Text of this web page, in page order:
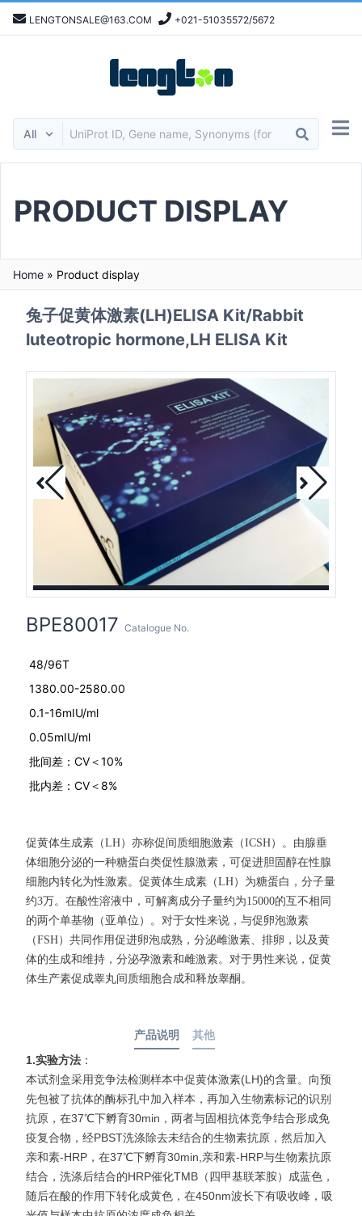
LENGTONSALE@163.COM +021-51035572/5672
PRODUCT DISPLAY
Home » Product display
兔子促黄体激素(LH)ELISA Kit/Rabbit
luteotropic hormone,LH ELISA Kit
BPE80017 Catalogue No.
48/96T
1380.00-2580.00
0.1-16mIU/ml
0.05mIU/ml
批间差：CV＜10%
批内差：CV＜8%
促黄体生成素（LH）亦称促间质细胞激素（ICSH）。由腺垂
体细胞分泌的一种糖蛋白类促性腺激素，可促进胆固醇在性腺
细胞内转化为性激素。促黄体生成素（LH）为糖蛋白，分子量
约3万。在酸性溶液中，可解离成分子量约为15000的互不相同
的两个单基物（亚单位）。对于女性来说，与促卵泡激素
（FSH）共同作用促进卵泡成熟，分泌雌激素、排卵，以及黄
体的生成和维持，分泌孕激素和雌激素。对于男性来说，促黄
体生产素促成睾丸间质细胞合成和释放睾酮。
产品说明 其他
1.实验方法 ：
本试剂盒采用竞争法检测样本中促黄体激素(LH)的含量。向预
先包被了抗体的酶标孔中加入样本，再加入生物素标记的识别
抗原，在37℃下孵育30min，两者与固相抗体竞争结合形成免
疫复合物，经PBST洗涤除去未结合的生物素抗原，然后加入
亲和素-HRP，在37℃下孵育30min,亲和素-HRP与生物素抗原
结合，洗涤后结合的HRP催化TMB（四甲基联苯胺）成蓝色，
随后在酸的作用下转化成黄色，在450nm波长下有吸收峰，吸